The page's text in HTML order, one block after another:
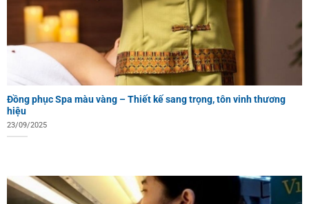
Đồng phục Spa màu vàng – Thiết kế sang trọng, tôn vinh thương
hiệu
23/09/2025